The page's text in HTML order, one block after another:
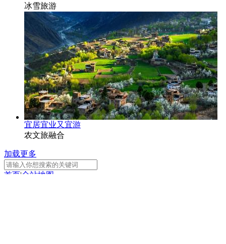
冰雪旅游
宜居宜业又宜游
农文旅融合
加载更多
首页|全站地图